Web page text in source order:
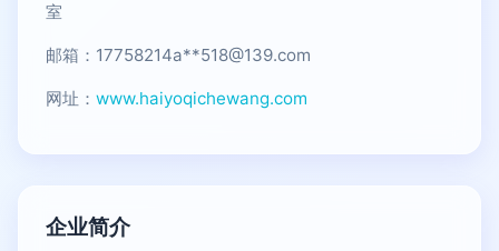
室
邮箱：17758214a**518@139.com
网址： www.haiyoqichewang.com
企业简介